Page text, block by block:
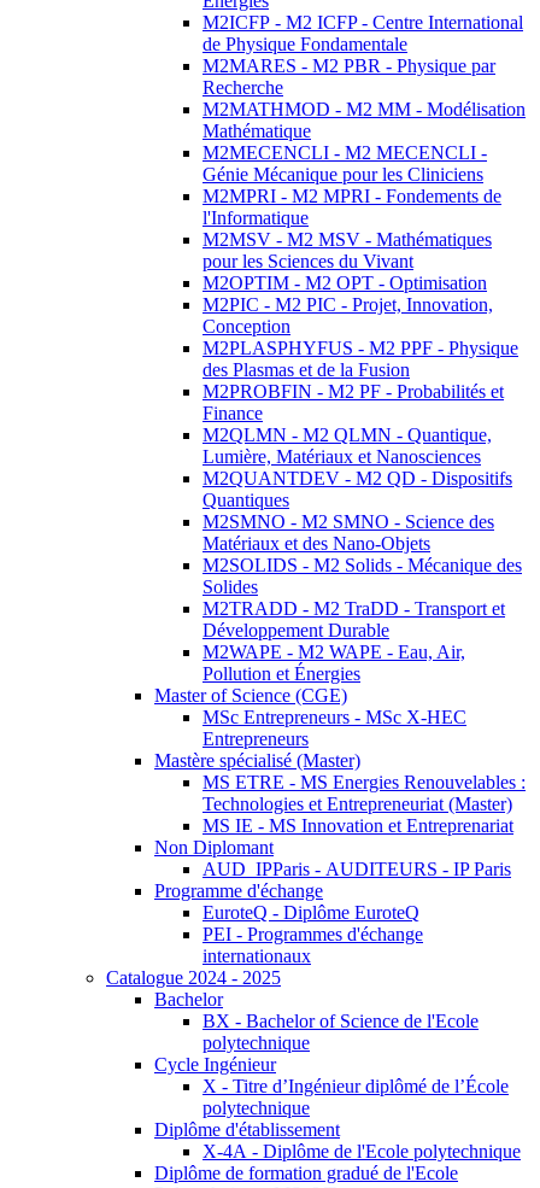
M2ICFP - M2 ICFP - Centre International
de Physique Fondamentale
M2MARES - M2 PBR - Physique par
Recherche
M2MATHMOD - M2 MM - Modélisation
Mathématique
M2MECENCLI - M2 MECENCLI -
Génie Mécanique pour les Cliniciens
M2MPRI - M2 MPRI - Fondements de
l'Informatique
M2MSV - M2 MSV - Mathématiques
pour les Sciences du Vivant
M2OPTIM - M2 OPT - Optimisation
M2PIC - M2 PIC - Projet, Innovation,
Conception
M2PLASPHYFUS - M2 PPF - Physique
des Plasmas et de la Fusion
M2PROBFIN - M2 PF - Probabilités et
Finance
M2QLMN - M2 QLMN - Quantique,
Lumière, Matériaux et Nanosciences
M2QUANTDEV - M2 QD - Dispositifs
Quantiques
M2SMNO - M2 SMNO - Science des
Matériaux et des Nano-Objets
M2SOLIDS - M2 Solids - Mécanique des
Solides
M2TRADD - M2 TraDD - Transport et
Développement Durable
M2WAPE - M2 WAPE - Eau, Air,
Pollution et Énergies
Master of Science (CGE)
MSc Entrepreneurs - MSc X-HEC
Entrepreneurs
Mastère spécialisé (Master)
MS ETRE - MS Energies Renouvelables :
Technologies et Entrepreneuriat (Master)
MS IE - MS Innovation et Entreprenariat
Non Diplomant
AUD_IPParis - AUDITEURS - IP Paris
Programme d'échange
EuroteQ - Diplôme EuroteQ
PEI - Programmes d'échange
internationaux
Catalogue 2024 - 2025
Bachelor
BX - Bachelor of Science de l'Ecole
polytechnique
Cycle Ingénieur
X - Titre d’Ingénieur diplômé de l’École
polytechnique
Diplôme d'établissement
X-4A - Diplôme de l'Ecole polytechnique
Diplôme de formation gradué de l'Ecole